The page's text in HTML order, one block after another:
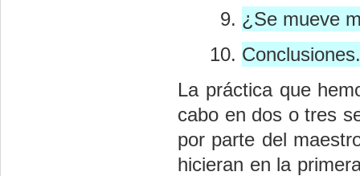
¿Se mueve
Conclusiones.
La práctica que
cabo en dos o tres
por parte del
hicieran en la